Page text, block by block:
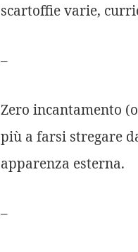
scartoffie varie,
–
Zero incantamento
più a farsi stregare
apparenza esterna.
–